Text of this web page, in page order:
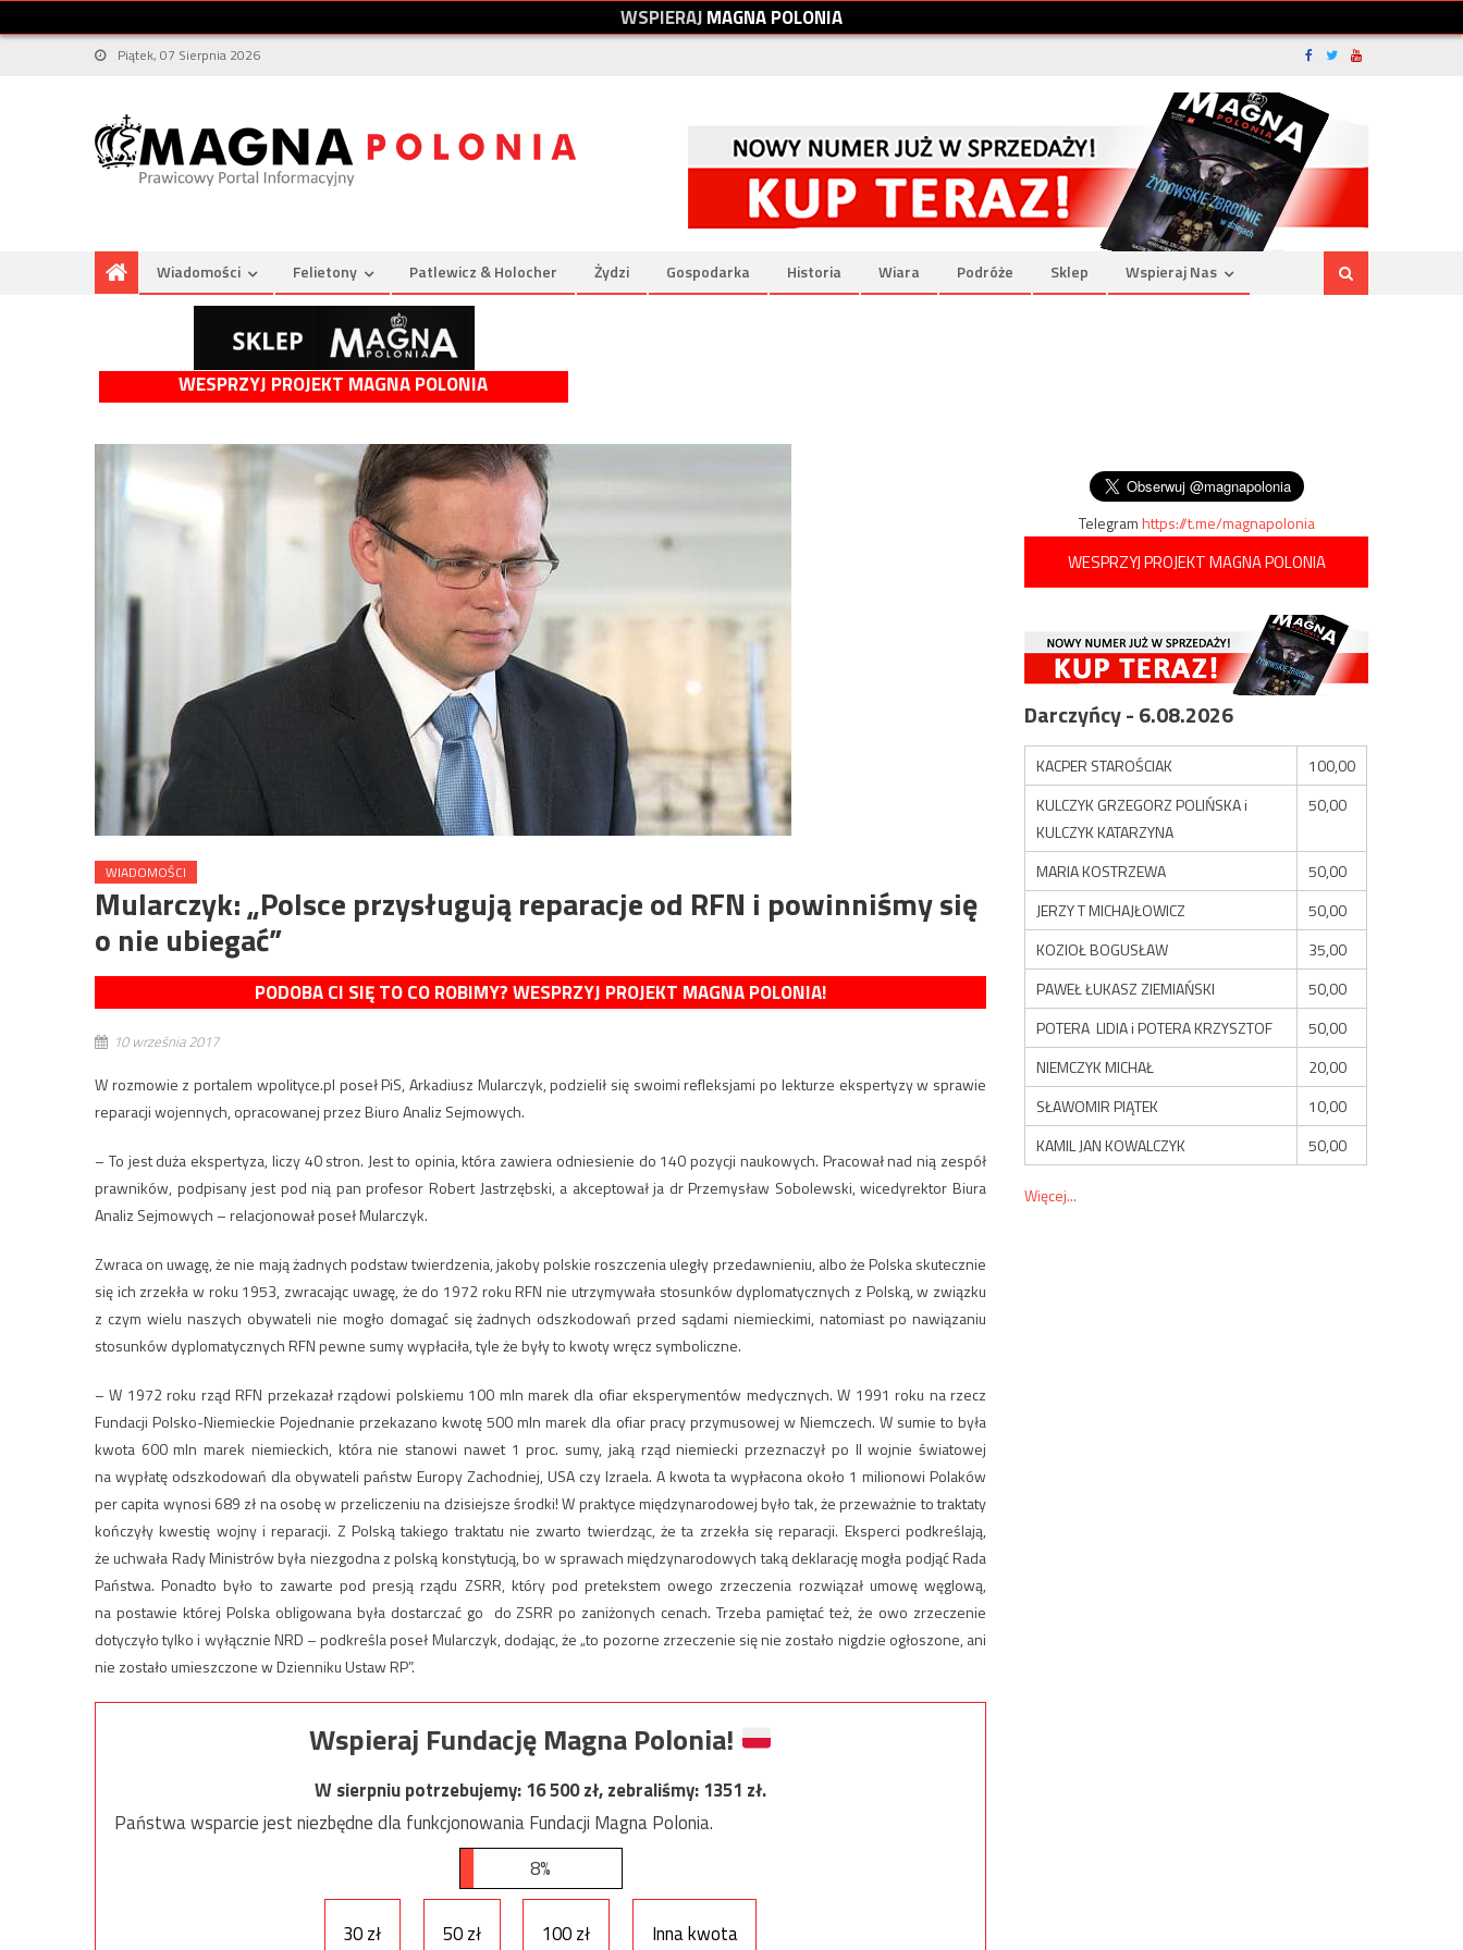
WSPIERAJMAGNAPOLONIA
Piątek, 07 Sierpnia 2026
Wiadomości Felietony Patlewicz & Holocher Żydzi Gospodarka Historia Wiara Podróże Sklep Wspieraj Nas
WESPRZYJ PROJEKT MAGNA POLONIA
WIADOMOŚCI
Mularczyk: „Polsce przysługują reparacje od RFN i powinniśmy się
o nie ubiegać”
PODOBA CI SIĘ TO CO ROBIMY? WESPRZYJ PROJEKT MAGNA POLONIA!
10 września 2017
W rozmowie z portalem wpolityce.pl poseł PiS, Arkadiusz Mularczyk, podzielił się swoimi refleksjami po lekturze ekspertyzy w sprawie
reparacji wojennych, opracowanej przez Biuro Analiz Sejmowych.
– To jest duża ekspertyza, liczy 40 stron. Jest to opinia, która zawiera odniesienie do 140 pozycji naukowych. Pracował nad nią zespół
prawników, podpisany jest pod nią pan profesor Robert Jastrzębski, a akceptował ja dr Przemysław Sobolewski, wicedyrektor Biura
Analiz Sejmowych – relacjonował poseł Mularczyk.
Zwraca on uwagę, że nie mają żadnych podstaw twierdzenia, jakoby polskie roszczenia uległy przedawnieniu, albo że Polska skutecznie
się ich zrzekła w roku 1953, zwracając uwagę, że do 1972 roku RFN nie utrzymywała stosunków dyplomatycznych z Polską, w związku
z czym wielu naszych obywateli nie mogło domagać się żadnych odszkodowań przed sądami niemieckimi, natomiast po nawiązaniu
stosunków dyplomatycznych RFN pewne sumy wypłaciła, tyle że były to kwoty wręcz symboliczne.
– W 1972 roku rząd RFN przekazał rządowi polskiemu 100 mln marek dla ofiar eksperymentów medycznych. W 1991 roku na rzecz
Fundacji Polsko-Niemieckie Pojednanie przekazano kwotę 500 mln marek dla ofiar pracy przymusowej w Niemczech. W sumie to była
kwota 600 mln marek niemieckich, która nie stanowi nawet 1 proc. sumy, jaką rząd niemiecki przeznaczył po II wojnie światowej
na wypłatę odszkodowań dla obywateli państw Europy Zachodniej, USA czy Izraela. A kwota ta wypłacona około 1 milionowi Polaków
per capita wynosi 689 zł na osobę w przeliczeniu na dzisiejsze środki! W praktyce międzynarodowej było tak, że przeważnie to traktaty
kończyły kwestię wojny i reparacji. Z Polską takiego traktatu nie zwarto twierdząc, że ta zrzekła się reparacji. Eksperci podkreślają,
że uchwała Rady Ministrów była niezgodna z polską konstytucją, bo w sprawach międzynarodowych taką deklarację mogła podjąć Rada
Państwa. Ponadto było to zawarte pod presją rządu ZSRR, który pod pretekstem owego zrzeczenia rozwiązał umowę węglową,
na postawie której Polska obligowana była dostarczać go do ZSRR po zaniżonych cenach. Trzeba pamiętać też, że owo zrzeczenie
dotyczyło tylko i wyłącznie NRD – podkreśla poseł Mularczyk, dodając, że „to pozorne zrzeczenie się nie zostało nigdzie ogłoszone, ani
nie zostało umieszczone w Dzienniku Ustaw RP”.
Wspieraj Fundację Magna Polonia!
W sierpniu potrzebujemy:16 500zł, zebraliśmy:1351 zł.
Państwa wsparcie jest niezbędne dla funkcjonowania Fundacji Magna Polonia.
8%
30 zł 50 zł 100 zł
Inna kwota
Telegramhttps://t.me/magnapolonia
WESPRZYJ PROJEKT MAGNA POLONIA
Darczyńcy - 6.08.2026
KACPER STAROŚCIAK
100,00
KULCZYK GRZEGORZ POLIŃSKA i
KULCZYK KATARZYNA
50,00
MARIA KOSTRZEWA
50,00
JERZY T MICHAJŁOWICZ
50,00
KOZIOŁ BOGUSŁAW
35,00
PAWEŁ ŁUKASZ ZIEMIAŃSKI
50,00
POTERA LIDIA i POTERA KRZYSZTOF
50,00
NIEMCZYK MICHAŁ
20,00
SŁAWOMIR PIĄTEK
10,00
KAMIL JAN KOWALCZYK
50,00
Więcej...